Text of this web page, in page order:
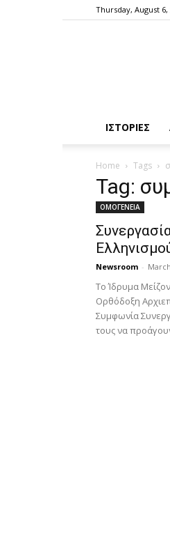
Thursday, August 6,
ΙΣΤΟΡΙΕΣ
Home Tags
Tag:
ΟΜΟΓΕΝΕΙΑ
Newsroom -
Το Ίδρυμα
Ορθόδοξη
Συμφωνία
τους να